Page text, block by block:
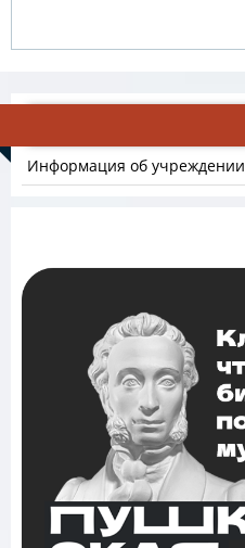
Информация об учреждении